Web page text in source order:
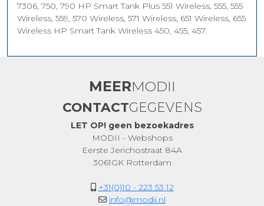
7306, 750, 790 HP Smart Tank Plus 551 Wireless, 555, 555
Wireless, 559, 570 Wireless, 571 Wireless, 651 Wireless, 655
Wireless HP Smart Tank Wireless 450, 455, 457.
MEERMODII
CONTACTGEGEVENS
LET OP! geen bezoekadres
MODII - Webshops
Eerste Jerichostraat 84A
3061GK Rotterdam
+31(0)10 - 223 53 12
info@modii.nl